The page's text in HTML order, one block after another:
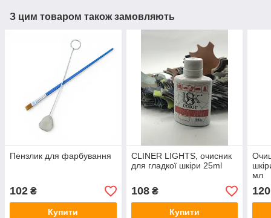
З цим товаром також замовляють
Пензлик для фарбування
102 ₴
Купити
CLINER LIGHTS, очисник
для гладкої шкіри 25ml
108₴
Купити
мл
120